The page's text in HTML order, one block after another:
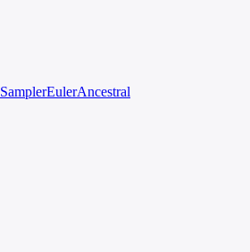
SamplerEulerAncestral